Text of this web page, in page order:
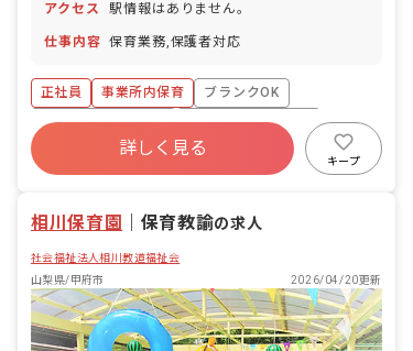
アクセス 駅情報はありません。
仕事内容 保育業務,保護者対応
正社員 事業所内保育
ブランクOK
ボーナス・賞与あり
年間休日120日以上
社会保険完備
有給
福利厚生充実
詳しく見る
キープ
相川保育園 保育教諭の求人
社会福祉法人相川教道福祉会
山梨県/甲府市
2026/04/20更新